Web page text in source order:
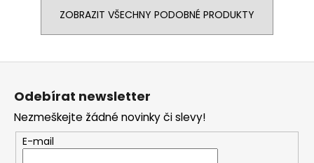
ZOBRAZIT VŠECHNY PODOBNÉ PRODUKTY
Z
Odebírat newsletter
Nezmeškejte žádné novinky či slevy!
E-mail